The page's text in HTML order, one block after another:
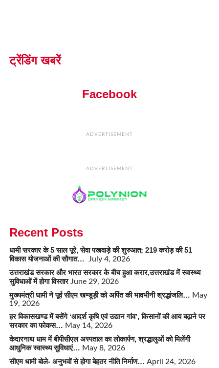
ट्रेंडिंग खबरें
Facebook
ADVERTISEMENT
ADVERTISEMENT
Recent Posts
धामी सरकार के 5 साल पूरे, सेवा पखवाड़े की शुरुआत; 219 करोड़ की 51
विकास योजनाओं की सौगात…
July 4, 2026
उत्तराखंड सरकार और भारत सरकार के बीच हुआ करार,उत्तराखंड में स्वास्थ्य
सुविधाओं में होगा विस्तार June 29, 2026
मुख्यमंत्री धामी ने पूर्व सीएम खण्डूड़ी को अर्पित की भावभीनी श्रद्धांजलि… May
19, 2026
हर विकासखण्ड में बसेंगे ‘आदर्श कृषि एवं उद्यान गांव’, किसानों की आय बढ़ाने पर
सरकार का फोकस… May 14, 2026
केदारनाथ धाम में बीपीसीएल अस्पताल का लोकार्पण, श्रद्धालुओं को मिलेंगी
आधुनिक स्वास्थ्य सुविधाएं… May 8, 2026
सीएम धामी बोले- अनुभवों से होगा बेहतर नीति निर्माण… April 24, 2026